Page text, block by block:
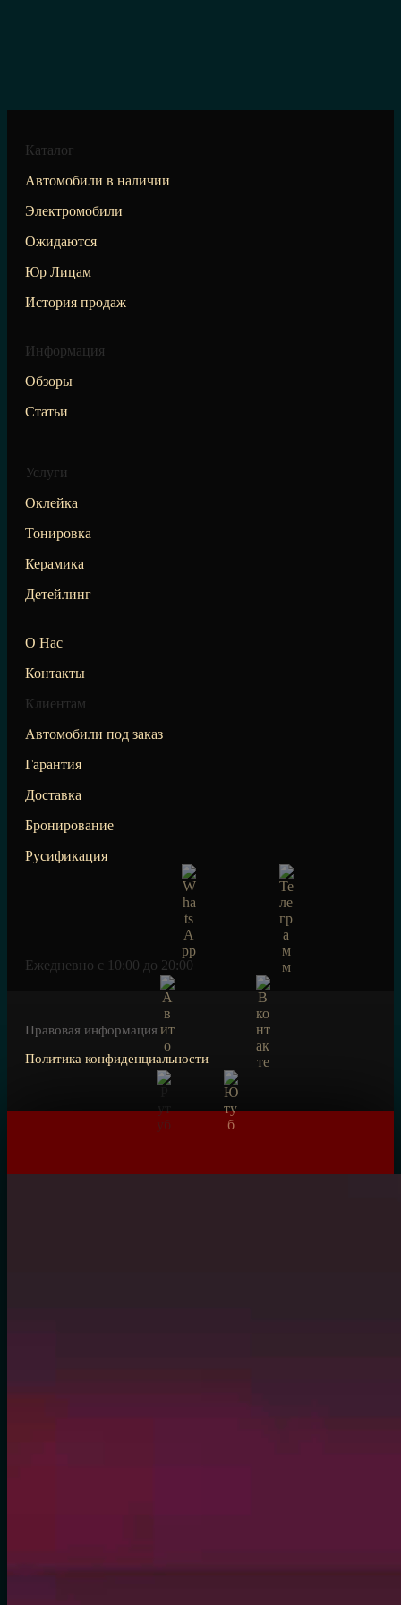
Каталог
Автомобили в наличии
Электромобили
Ожидаются
Юр Лицам
История продаж
Информация
Обзоры
Статьи
Услуги
Оклейка
Тонировка
Керамика
Детейлинг
О Нас
Контакты
Клиентам
Автомобили под заказ
Гарантия
Доставка
Бронирование
Русификация
Ежедневно c 10:00 до 20:00
Правовая информация
Политика конфиденциальности